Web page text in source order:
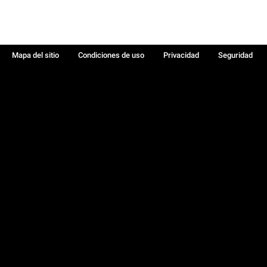
Mapa del sitio Condiciones de uso Privacidad
Seguridad